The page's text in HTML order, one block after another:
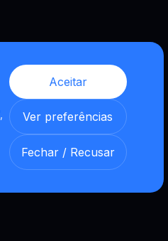
Aceitar
Ver preferências
Fechar / Recusar